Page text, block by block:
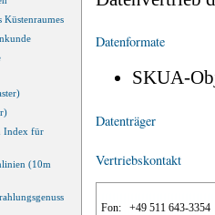
Index für
(10m
Datenformate
SKUA-
Datenträger
Vertriebskontakt
Fon: +49 511 643-3354